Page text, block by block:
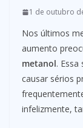
1 de outubro
Nos últimos
aumento
metanol.
causar sérios
infelizmente,